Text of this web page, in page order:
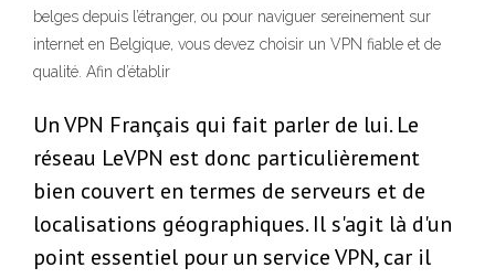
belges depuis l’étranger, ou pour naviguer sereinement sur
internet en Belgique, vous devez choisir un VPN fiable et de
qualité. Afin d’établir
Un VPN Français qui fait parler de lui. Le
réseau LeVPN est donc particulièrement
bien couvert en termes de serveurs et de
localisations géographiques. Il s'agit là d'un
point essentiel pour un service VPN, car il